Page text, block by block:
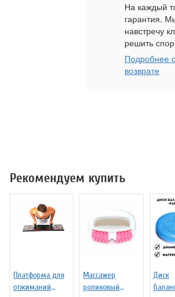
На каждый
гарантия.
навстречу
решить
Подробнее
возврате
Рекомендуем купить
Платформа для
отжиманий
Массажер
роликовый
Диск